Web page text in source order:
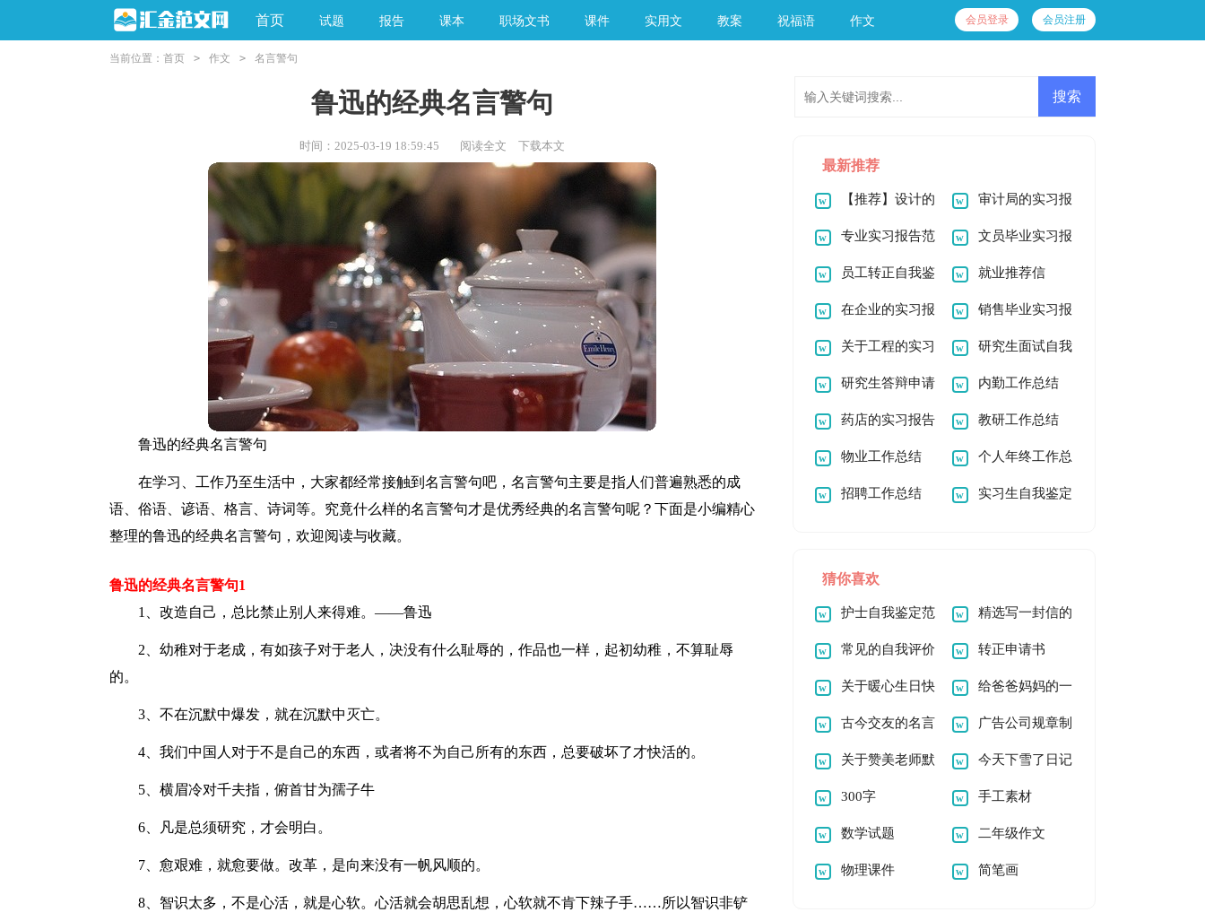
首页 试题 报告 课本 职场文书 课件 实用文 教案 祝福语 作文 会员登录 会员注册
当前位置： 首页 > 作文 > 名言警句
鲁迅的经典名言警句
时间：2025-03-19 18:59:45 阅读全文 下载本文
鲁迅的经典名言警句
在学习、工作乃至生活中，大家都经常接触到名言警句吧，名言警句主要是指人们普遍熟悉的成
语、俗语、谚语、格言、诗词等。究竟什么样的名言警句才是优秀经典的名言警句呢？下面是小编精心
整理的鲁迅的经典名言警句，欢迎阅读与收藏。
鲁迅的经典名言警句1
1、改造自己，总比禁止别人来得难。——鲁迅
2、幼稚对于老成，有如孩子对于老人，决没有什么耻辱的，作品也一样，起初幼稚，不算耻辱
的。
3、不在沉默中爆发，就在沉默中灭亡。
4、我们中国人对于不是自己的东西，或者将不为自己所有的东西，总要破坏了才快活的。
5、横眉冷对千夫指，俯首甘为孺子牛
6、凡是总须研究，才会明白。
7、愈艰难，就愈要做。改革，是向来没有一帆风顺的。
8、智识太多，不是心活，就是心软。心活就会胡思乱想，心软就不肯下辣子手……所以智识非铲
最新推荐
【推荐】设计的
实习报告汇总8篇
审计局的实习报
告
专业实习报告范
文集合7篇
文员毕业实习报
告
员工转正自我鉴
定(15篇)
就业推荐信
在企业的实习报
告范文合集五篇
销售毕业实习报
告
关于工程的实习
报告合集8篇
研究生面试自我
介绍
研究生答辩申请
书
内勤工作总结
药店的实习报告
范文汇编五篇
教研工作总结
物业工作总结 个人年终工作总
结汇编15篇
招聘工作总结 实习生自我鉴定
猜你喜欢
护士自我鉴定范
文
精选写一封信的
作文八篇
常见的自我评价 转正申请书
【荐】
关于暖心生日快
乐祝福语大全160句
给爸爸妈妈的一
封信(汇编15篇)
古今交友的名言
名句
广告公司规章制
度集合15篇
关于赞美老师默
默奉献的名言
今天下雪了日记
300字 手工素材
数学试题 二年级作文
物理课件 简笔画